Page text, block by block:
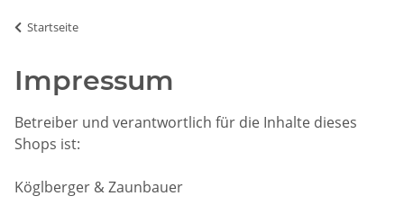
Startseite
Impressum
Betreiber und verantwortlich für die Inhalte dieses
Shops ist:
Köglberger & Zaunbauer